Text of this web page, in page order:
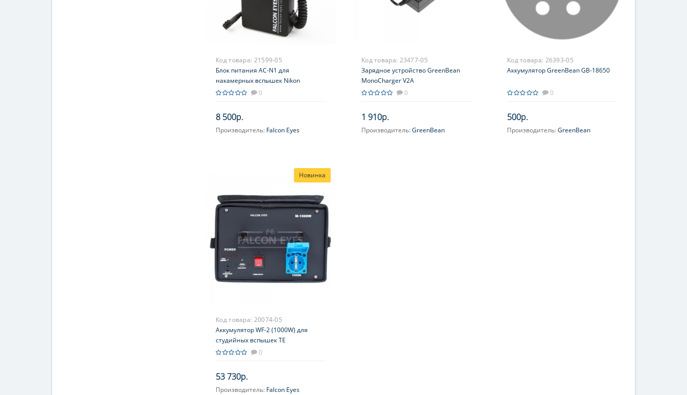
Код товара: 21599-05
Блок питания AC-N1 для
накамерных вспышек Nikon
0
8 500р.
Производитель: Falcon Eyes
Код товара: 23477-05
Зарядное устройство GreenBean
MonoCharger V2A
0
1 910р.
Производитель:GreenBean
Код товара: 26393-05
Аккумулятор GreenBean GB-18650
0
500р.
Производитель:GreenBean
Новинка
Код товара: 20074-05
Аккумулятор WF-2 (1000W) для
студийных вспышек TE
0
53 730р.
Производитель: Falcon Eyes